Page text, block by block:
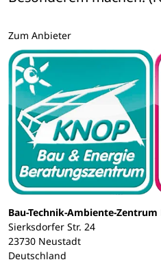
Zum Anbieter
Bau-Technik-Ambiente-
Sierksdorfer Str. 24
23730 Neustadt
Deutschland